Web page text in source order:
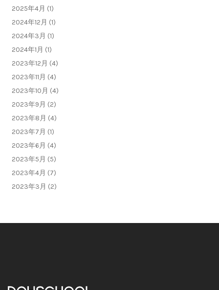
2025年4月 (1)
2024年12月 (1)
2024年3月 (1)
2024年1月 (1)
2023年12月 (4)
2023年11月 (4)
2023年10月 (4)
2023年9月 (2)
2023年8月 (4)
2023年7月 (1)
2023年6月 (4)
2023年5月 (5)
2023年4月 (7)
2023年3月 (2)